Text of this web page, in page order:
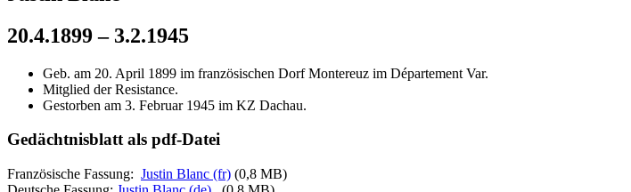
20.4.1899 – 3.2.1945
Geb. am 20. April 1899 im französischen Dorf Montereuz im Département Var.
Mitglied der Resistance.
Gestorben am 3. Februar 1945 im KZ Dachau.
Gedächtnisblatt als pdf-Datei
Französische Fassung: Justin Blanc (fr) (0,8 MB)